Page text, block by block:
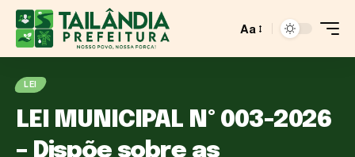
Aa
LEI
LEI MUNICIPAL Nº 003-2026
– Dispõe sobre as